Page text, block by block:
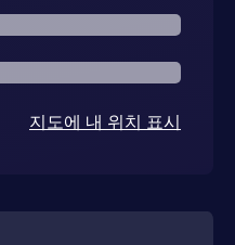
지도에 내 위치 표시